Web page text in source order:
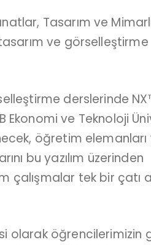
Tasarım ve
tasarım ve görselleştirme
derslerinde
Ekonomi ve Teknoloji
öğretim elemanları
bu yazılım üzerinden
çalışmalar tek bir çatı
olarak öğrencilerimizin